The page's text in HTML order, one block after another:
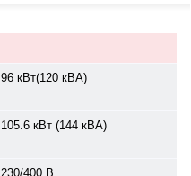
96 кВт(120 кВА)
105.6 кВт (144 кВА)
230/400 В